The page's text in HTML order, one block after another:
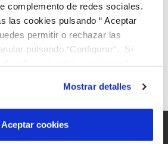
complemento de redes sociales.
las cookies pulsando “ Aceptar
permitir o rechazar las
pulsando “Configurar”. Si
que el sitio web funcione y que
desactivar. Puedes consultar
nuestraPolítica de Cookies
Mostrar detalles
Aceptar cookies
DEL